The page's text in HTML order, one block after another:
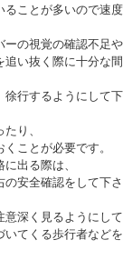
ことが多いので速
の視覚の確認不足
い抜く際に十分な
行するようにして
り、
ことが必要です。
出る際は、
の安全確認をして下
深く見るようにし
てくる歩行者など